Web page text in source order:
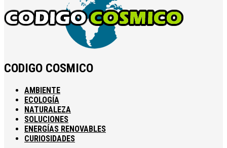
CODIGO COSMICO
AMBIENTE
ECOLOGÍA
NATURALEZA
SOLUCIONES
ENERGÍAS RENOVABLES
CURIOSIDADES